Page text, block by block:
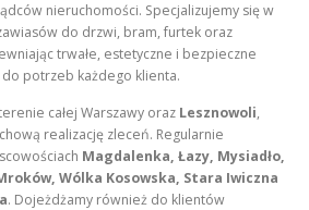
nieruchomości. Specjalizujemy się w
do drzwi, bram, furtek oraz
trwałe, estetyczne i bezpieczne
potrzeb każdego klienta.
całej Warszawy oraz Lesznowoli,
realizację zleceń. Regularnie
Magdalenka, Łazy, Mysiadło,
Wólka Kosowska, Stara Iwiczna
. Dojeżdżamy również do klientów